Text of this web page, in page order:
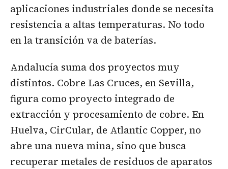
aplicaciones industriales donde se necesita
resistencia a altas temperaturas. No todo
en la transición va de baterías.
Andalucía suma dos proyectos muy
distintos. Cobre Las Cruces, en Sevilla,
figura como proyecto integrado de
extracción y procesamiento de cobre. En
Huelva, CirCular, de Atlantic Copper, no
abre una nueva mina, sino que busca
recuperar metales de residuos de aparatos